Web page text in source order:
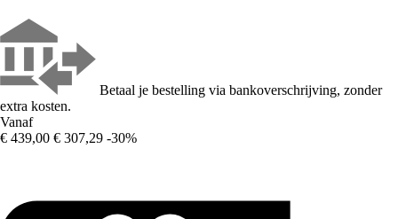
Betaal je bestelling via bankoverschrijving, zonder
extra kosten.
Vanaf
€ 439,00 € 307,29 -30%